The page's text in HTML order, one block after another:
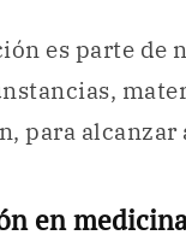
es parte de
para alcanzar
en